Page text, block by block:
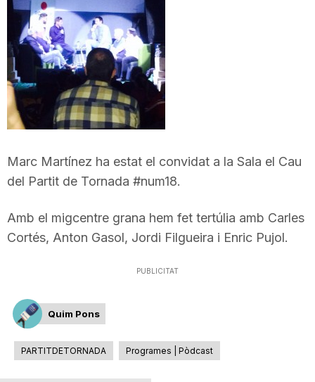
a
t
d
e
T
r
r
Marc Martínez ha estat el convidat a la Sala el Cau
del Partit de Tornada #num18.
Amb el migcentre grana hem fet tertúlia amb Carles
Cortés, Anton Gasol, Jordi Filgueira i Enric Pujol.
PUBLICITAT
Quim Pons
PARTITDETORNADA Programes | Pòdcast